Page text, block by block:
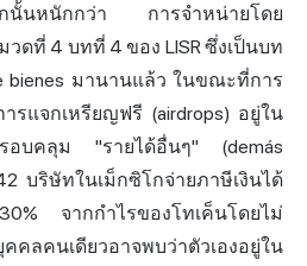
กนั้นหนักกว่า การจำหน่ายโดย
ดที่ 4 บทที่ 4 ของ LISR ซึ่งเป็นบท
bienes มานานแล้ว ในขณะที่การ
รแจกเหรียญฟรี (airdrops) อยู่ใน
บคลุม "รายได้อื่นๆ" (demás
บริษัทในเม็กซิโกจ่ายภาษีเงินได้
จากกำไรของโทเค็นโดยไม่
ลคนเดียวอาจพบว่าตัวเองอยู่ใน